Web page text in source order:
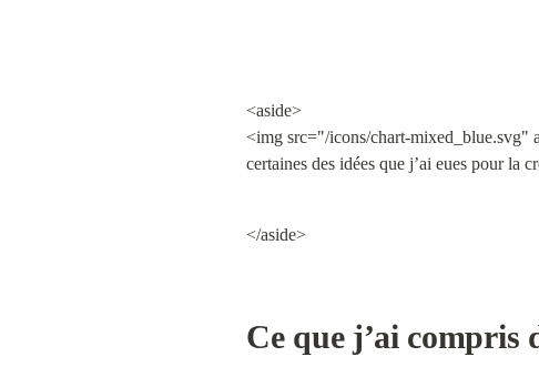
<aside>
<img src="/icons/chart-
certaines des idées que j’ai eues pour la
</aside>
Ce que j’ai compris